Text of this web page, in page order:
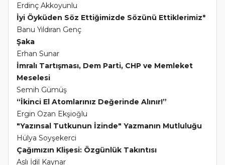
Erdinç Akkoyunlu
İyi Öyküden Söz Ettiğimizde Sözünü Ettiklerimiz*
Banu Yıldıran Genç
Şaka
Erhan Sunar
İmralı Tartışması, Dem Parti, CHP ve Memleket
Meselesi
Semih Gümüş
“İkinci El Atomlarınız Değerinde Alınır!”
Ergin Ozan Ekşioğlu
"Yazınsal Tutkunun İzinde" Yazmanın Mutluluğu
Hülya Soyşekerci
Çağımızın Klişesi: Özgünlük Takıntısı
Aslı İdil Kaynar